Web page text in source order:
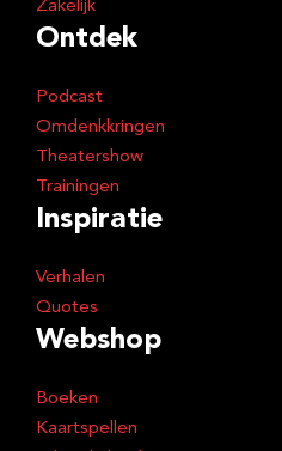
Zakelijk
Ontdek
Podcast
Omdenkkringen
Theatershow
Trainingen
Inspiratie
Verhalen
Quotes
Webshop
Boeken
Kaartspellen